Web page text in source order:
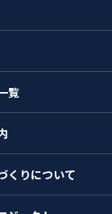
覧
くりについて